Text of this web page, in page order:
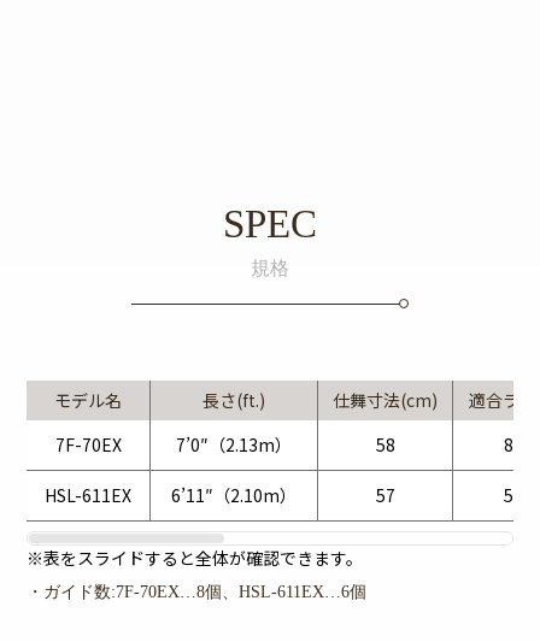
SPEC
規格
モデル名 長さ(ft.) 仕舞寸法(cm)
適合ラ
7F-70EX
7’0″（2.13m） 58 8～
HSL-611EX 6’11″（2.10m） 57 5～
※表をスライドすると全体が確認できます。
・ガイド数:7F-70EX…8個、HSL-611EX…6個